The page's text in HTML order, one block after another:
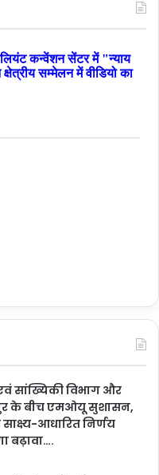
सांख्यिकी विभाग और
के बीच एमओयू सुशासन,
आधारित निर्णय
बढ़ावा….